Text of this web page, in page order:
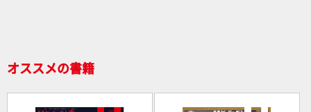
オススメの書籍